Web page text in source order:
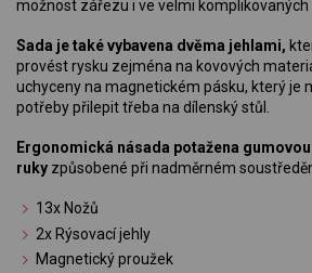
možnost zářezu i ve velmi komplikovaných
Sada je také vybavena dvěma jehlami,
provést rysku zejména na kovových
uchyceny na magnetickém pásku, který je
potřeby přilepit třeba na dílenský stůl.
Ergonomická násada potažena
ruky způsobené při nadměrném
13x Nožů
2x Rýsovací jehly
Magnetický proužek